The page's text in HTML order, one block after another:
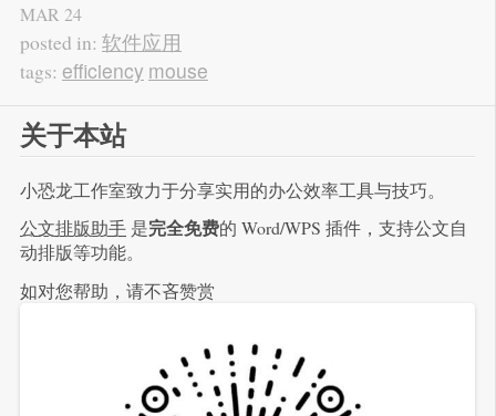
MAR 24
posted in: 软件应用
tags: efficiency mouse
关于本站
小恐龙工作室致力于分享实用的办公效率工具与技巧。
公文排版助手 是完全免费的 Word/WPS 插件，支持公文自
动排版等功能。
如对您帮助，请不吝赞赏